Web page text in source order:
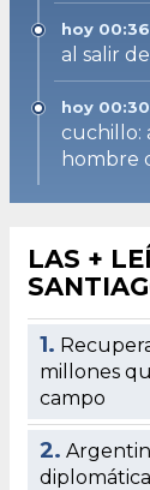
hoy 00:36
al salir
hoy 00:30
cuchillo:
hombre
LAS +
1.
millones
campo
2.